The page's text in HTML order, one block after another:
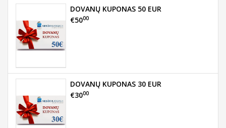
DOVANŲ KUPONAS 50 EUR
€5000
DOVANŲ KUPONAS 30 EUR
€3000